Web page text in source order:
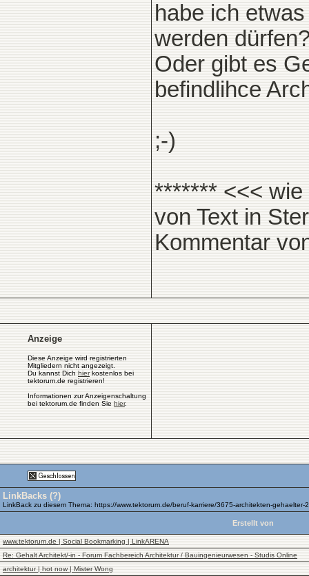
habe ich
werden
Oder gibt es
befindlihce
;-)
******* <<<
von Text in
Kommentar
Anzeige
Diese Anzeige wird registrierten
Mitgliedern nicht angezeigt.
Du kannst Dich hierkostenlos bei
tektorum.de registrieren!
Informationen zur Anzeigenschaltung
bei tektorum.de finden Sie hier.
LinkBacks (?)
LinkBack zu diesem Thema: https://www.tektorum.de/beruf-karriere/3675-architekten-gehaelter-
Erstellt von
www.tektorum.de | Social Bookmarking | LinkARENA
Re: Gehalt Architekt/-in - Forum Fachbereich Architektur / Bauingenieurwesen - Studis Online
architektur | hot now | Mister Wong